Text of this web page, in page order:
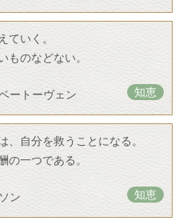
ていく。
ものなどない。
ートーヴェン 知恵
、自分を救うことになる。
の一つである。
ン 知恵